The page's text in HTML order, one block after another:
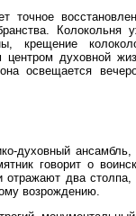
точное
Колокольня
крещение
духовной
освещается
духовный ансамбль,
говорит о
отражают два столпа,
возрождению.